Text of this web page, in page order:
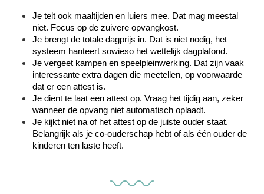
Je telt ook maaltijden en luiers mee. Dat mag meestal
niet. Focus op de zuivere opvangkost.
Je brengt de totale dagprijs in. Dat is niet nodig, het
systeem hanteert sowieso het wettelijk dagplafond.
Je vergeet kampen en speelpleinwerking. Dat zijn vaak
interessante extra dagen die meetellen, op voorwaarde
dat er een attest is.
Je dient te laat een attest op. Vraag het tijdig aan, zeker
wanneer de opvang niet automatisch oplaadt.
Je kijkt niet na of het attest op de juiste ouder staat.
Belangrijk als je co-ouderschap hebt of als één ouder de
kinderen ten laste heeft.